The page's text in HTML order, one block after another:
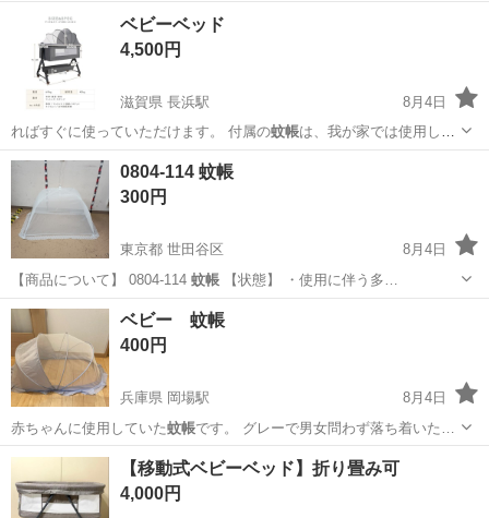
調整可 …
大阪 百舌鳥駅 ベッド
ベビーベッド
4,500円
滋賀県 長浜駅
8月4日
ればすぐに使っていただけます。 付属の蚊帳は、我が家では使用しま
せんでしたのでほ…
滋賀 長浜市 ベビー用品
0804-114 蚊帳
300円
東京都 世田谷区
8月4日
【商品について】 0804-114 蚊帳 【状態】 ・使用に伴う多…
東京 世田谷区 家庭用品
ベビー 蚊帳
400円
兵庫県 岡場駅
8月4日
赤ちゃんに使用していた蚊帳です。 グレーで男女問わず落ち着いた…
兵庫 神戸市 岡場駅 ベビー用品
【移動式ベビーベッド】折り畳み可
4,000円